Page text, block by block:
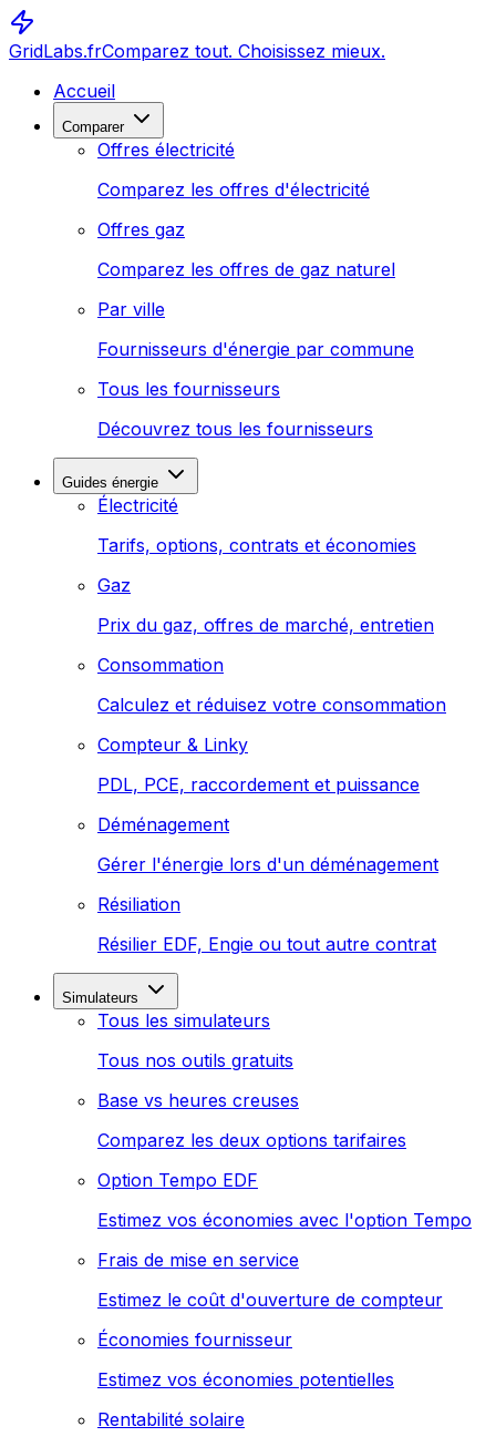
GridLabs.frComparez tout. Choisissez mieux.
Accueil
Comparer
Offres électricité
Comparez les offres d'électricité
Offres gaz
Comparez les offres de gaz naturel
Par ville
Fournisseurs d'énergie par commune
Tous les fournisseurs
Découvrez tous les fournisseurs
Guides énergie
Électricité
Tarifs, options, contrats et économies
Gaz
Prix du gaz, offres de marché, entretien
Consommation
Calculez et réduisez votre consommation
Compteur & Linky
PDL, PCE, raccordement et puissance
Déménagement
Gérer l'énergie lors d'un déménagement
Résiliation
Résilier EDF, Engie ou tout autre contrat
Simulateurs
Tous les simulateurs
Tous nos outils gratuits
Base vs heures creuses
Comparez les deux options tarifaires
Option Tempo EDF
Estimez vos économies avec l'option Tempo
Frais de mise en service
Estimez le coût d'ouverture de compteur
Économies fournisseur
Estimez vos économies potentielles
Rentabilité solaire